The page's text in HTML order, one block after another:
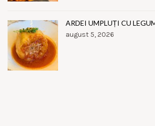
ARDEI UMPLUȚI CU
august 5, 2026